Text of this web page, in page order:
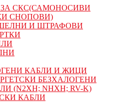
СКС(САМОНОСИВИ
СНОПОВИ)
И ШТРАФОВИ
КАБЛИ И ЖИЦИ
БЕЗХАЛОГЕНИ
(N2XH; NHXH; RV-K)
КАБЛИ